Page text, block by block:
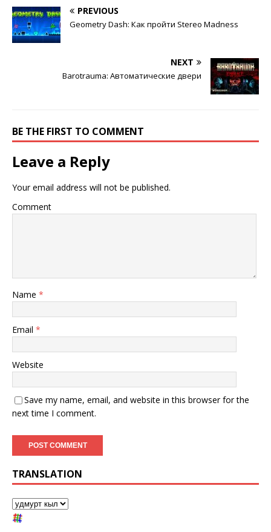
PREVIOUS
Geometry Dash: Как пройти Stereo Madness
NEXT
Barotrauma: Автоматические двери
BE THE FIRST TO COMMENT
Leave a Reply
Your email address will not be published.
Comment
Name *
Email *
Website
Save my name, email, and website in this browser for the
next time I comment.
TRANSLATION